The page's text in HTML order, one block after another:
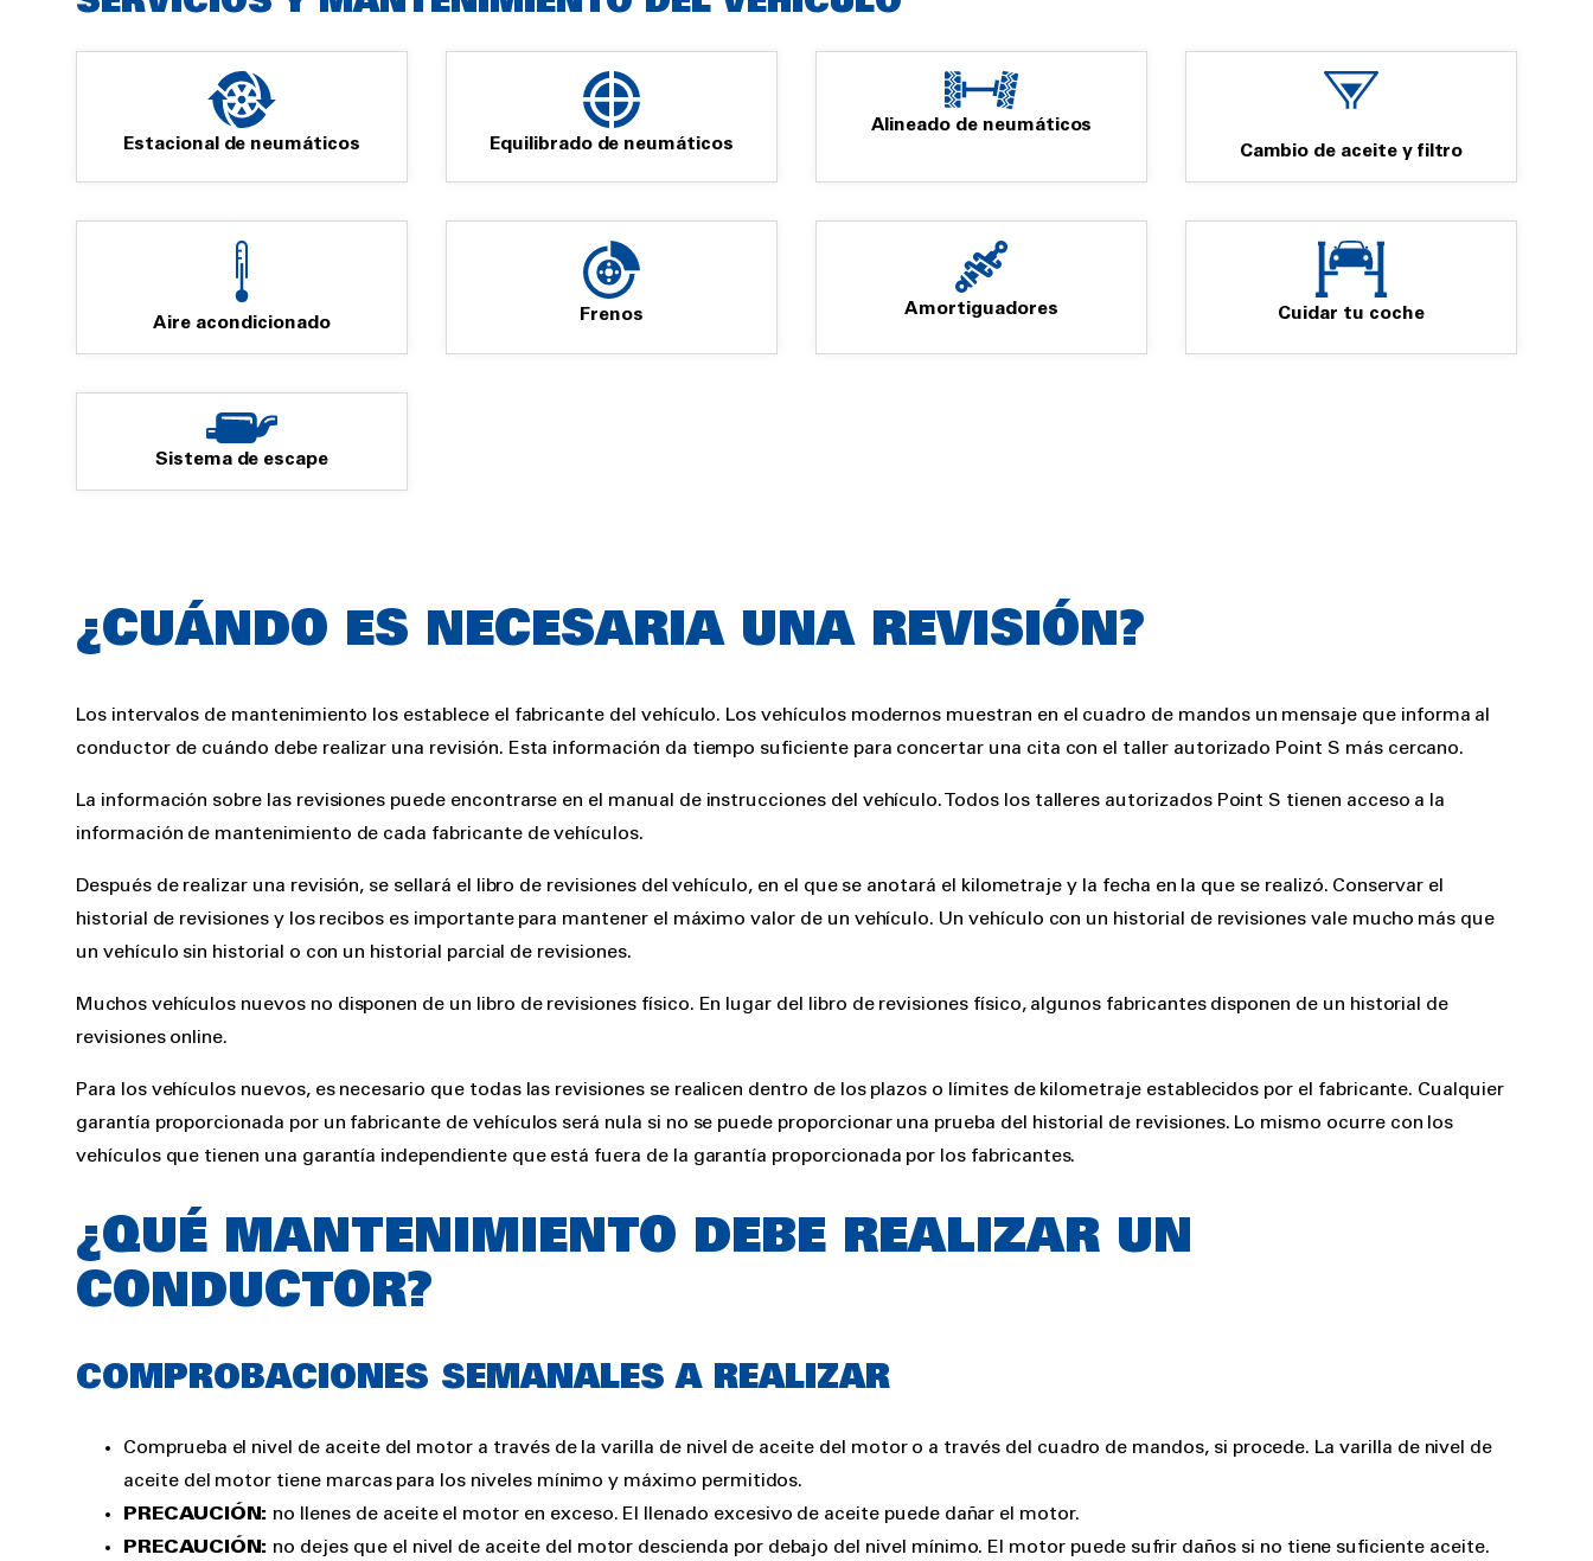
Estacional de neumáticos Equilibrado de neumáticos
Alineado de neumáticos
Cambio de aceite y filtro
Aire acondicionado Frenos Amortiguadores Cuidar tu coche
Sistema de escape
Rich
text
¿CUÁNDO ES NECESARIA UNA REVISIÓN?
Los intervalos de mantenimiento los establece el fabricante del vehículo. Los vehículos modernos muestran en el cuadro de mandos un mensaje que informa al
conductor de cuándo debe realizar una revisión. Esta información da tiempo suficiente para concertar una cita con el taller autorizado Point S más cercano.
La información sobre las revisiones puede encontrarse en el manual de instrucciones del vehículo. Todos los talleres autorizados Point S tienen acceso a la
información de mantenimiento de cada fabricante de vehículos.
Después de realizar una revisión, se sellará el libro de revisiones del vehículo, en el que se anotará el kilometraje y la fecha en la que se realizó. Conservar el
historial de revisiones y los recibos es importante para mantener el máximo valor de un vehículo. Un vehículo con un historial de revisiones vale mucho más que
un vehículo sin historial o con un historial parcial de revisiones.
Muchos vehículos nuevos no disponen de un libro de revisiones físico. En lugar del libro de revisiones físico, algunos fabricantes disponen de un historial de
revisiones online.
Para los vehículos nuevos, es necesario que todas las revisiones se realicen dentro de los plazos o límites de kilometraje establecidos por el fabricante. Cualquier
garantía proporcionada por un fabricante de vehículos será nula si no se puede proporcionar una prueba del historial de revisiones. Lo mismo ocurre con los
vehículos que tienen una garantía independiente que está fuera de la garantía proporcionada por los fabricantes.
¿QUÉ MANTENIMIENTO DEBE REALIZAR UN
CONDUCTOR?
COMPROBACIONES SEMANALES A REALIZAR
Comprueba el nivel de aceite del motor a través de la varilla de nivel de aceite del motor o a través del cuadro de mandos, si procede. La varilla de nivel de
aceite del motor tiene marcas para los niveles mínimo y máximo permitidos.
PRECAUCIÓN: no llenes de aceite el motor en exceso. El llenado excesivo de aceite puede dañar el motor.
PRECAUCIÓN: no dejes que el nivel de aceite del motor descienda por debajo del nivel mínimo. El motor puede sufrir daños si no tiene suficiente aceite.